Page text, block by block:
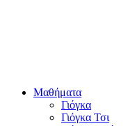
Μαθήματα
Γιόγκα
Γιόγκα Τσι